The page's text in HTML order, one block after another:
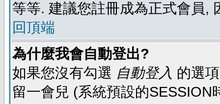
等等. 建議您註冊成為正式會員,
回頂端
為什麼我會自動登出?
如果您沒有勾選 自動登入 的選
留一會兒 (系統預設的